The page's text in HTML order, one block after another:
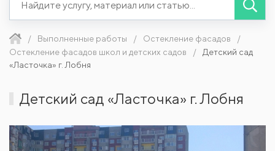
Выполненные работы
Остекление фасадов
Остекление фасадов школ и детских садов
Детский сад
«Ласточка» г. Лобня
Детский сад «Ласточка» г. Лобня